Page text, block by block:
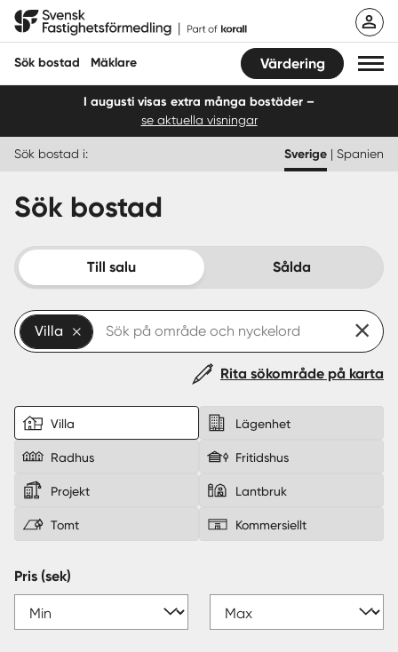
Hoppa
Svensk Fastighetsförmedling
Sök bostad Mäklare Värdering
Sälja
Köpa
Start
Sverige|Spanien
I augusti visas extra många bostäder –
se aktuella visningar
Sök bostad i: Sverige | Spanien
Sök bostad
Till salu Sålda
Villa
Rita sökområde på karta
Villa Lägenhet
Radhus Fritidshus
Projekt Lantbruk
Tomt Kommersiellt
Pris (sek)